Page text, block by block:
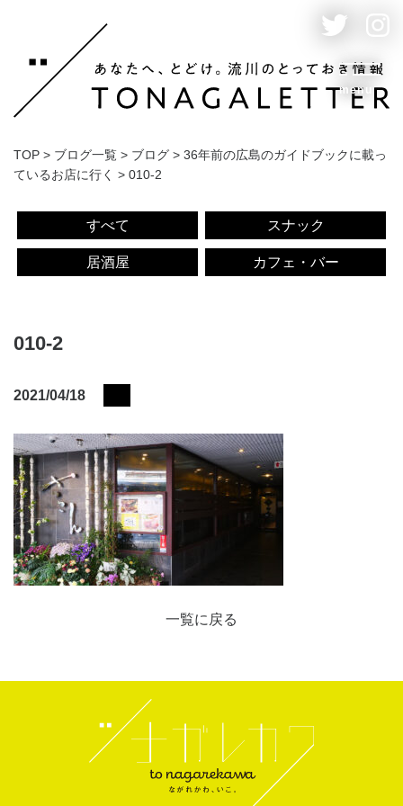
menu
TOP > ブログ一覧 > ブログ > 36年前の広島のガイドブックに載っ
ているお店に行く > 010-2
すべて スナック
居酒屋 カフェ・バー
010-2
2021/04/18
一覧に戻る